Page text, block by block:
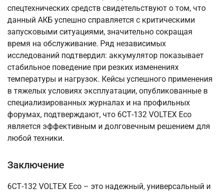
спецтехнических средств свидетельствуют о том, что
данный АКБ успешно справляется с критическими
запусковыми ситуациями, значительно сокращая
время на обслуживание. Ряд независимых
исследований подтвердил: аккумулятор показывает
стабильное поведение при резких изменениях
температуры и нагрузок. Кейсы успешного применения
в тяжелых условиях эксплуатации, опубликованные в
специализированных журналах и на профильных
форумах, подтверждают, что 6СТ-132 VOLTEX Eco
является эффективным и долговечным решением для
любой техники.
Заключение
6СТ-132 VOLTEX Eco – это надежный, универсальный и